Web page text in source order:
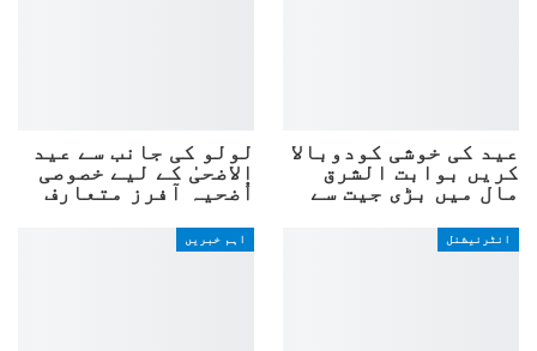
عید کی خوشی کودوبالا
کریں بوابت الشرق
مال میں بڑی جیت سے
لولو کی جانب سے عید
الاضحیٰ کے لیے خصوصی
اُضحیہ آفرز متعارف
انٹرنیشنل اہم خبریں